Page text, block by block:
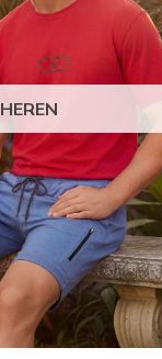
HEREN